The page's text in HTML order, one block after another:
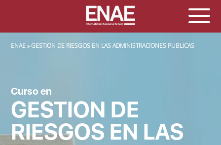
SOBRESCRIBIR ENLACES DE AYUDA A LA NAVEGACIÓN
ENAE GESTION DE RIESGOS EN LAS ADMINISTRACIONES PUBLICAS
Curso en
GESTION DE
RIESGOS EN LAS